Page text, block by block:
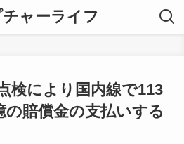
ャーライフ
検により国内線で113
賠償金の支払いする